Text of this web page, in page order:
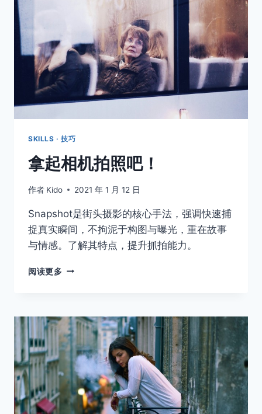
SKILLS · 技巧
拿起相机拍照吧！
作者 Kido 2021 年 1 月 12 日
Snapshot是街头摄影的核心手法，强调快速捕
捉真实瞬间，不拘泥于构图与曝光，重在故事
与情感。了解其特点，提升抓拍能力。
阅读更多 拿
拍
照
吧！